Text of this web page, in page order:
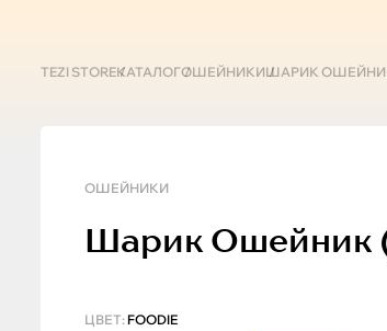
TEZI STOREКАТАЛОГОШЕЙНИКИШАРИК ОШЕЙНИК
ОШЕЙНИКИ
Шарик Ошейник
ЦВЕТ: FOODIE